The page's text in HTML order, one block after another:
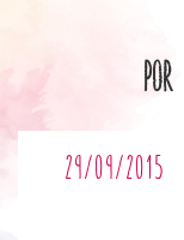
por
29/09/2015